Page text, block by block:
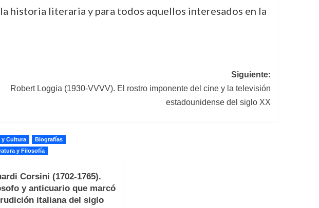
historia literaria y para todos aquellos interesados en la
Siguiente:
Robert Loggia (1930-VVVV). El rostro imponente del cine y la televisión
estadounidense del siglo XX
y Cultura
Biografías
y Filosofía
Corsini (1702-1765).
y anticuario que marcó
italiana del siglo